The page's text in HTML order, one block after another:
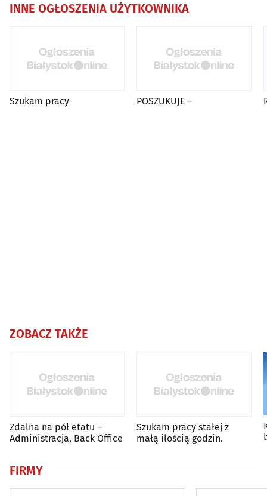
INNE OGŁOSZENIA UŻYTKOWNIKA
Szukam pracy POSZUKUJE -
ZOBACZ TAKŻE
Zdalna na pół etatu –
Administracja, Back Office
Szukam pracy stałej z
małą ilością godzin.
FIRMY